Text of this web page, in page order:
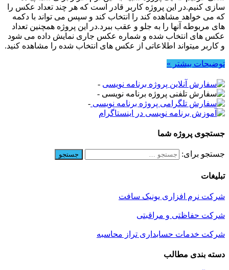
سازی کنیم.در این پروژه کاربر قادر است که هر چند تعداد عکس را
که می خواهد مشاهده کند را انتخاب کند و سپس می تواند با دکمه
های مربوطه آنها را به جلو و عقب ببرد.در این پروژه همچنین تعداد
عکس های انتخاب شده و شماره عکس جاری نمایش داده می شود
و کاربر میتواند اطلاعاتی از عکس های انتخاب شده را مشاهده کنید.
توضیحات بیشتر »
-
-
-
جستجوی پروژه شما
جستجو برای:
تبلیغات
شرکت نرم افزاری یونیک سافت
شرکت حفاظتی و مراقبتی
شرکت خدمات حسابداری تراز محاسبه
دسته بندی مطالب